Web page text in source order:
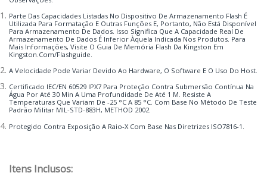
Parte Das Capacidades Listadas No Dispositivo De Armazenamento Flash É
Utilizada Para Formatação E Outras Funções E, Portanto, Não Está Disponível
Para Armazenamento De Dados. Isso Significa Que A Capacidade Real De
Armazenamento De Dados É Inferior Àquela Indicada Nos Produtos. Para
Mais Informações, Visite O Guia De Memória Flash Da Kingston Em
Kingston.com/flashguide.
A Velocidade Pode Variar Devido Ao Hardware, O Software E O Uso Do Host.
Certificado IEC/EN 60529 IPX7 Para Proteção Contra Submersão Contínua Na
Água Por Até 30 Min A Uma Profundidade De Até 1 M. Resiste A
Temperaturas Que Variam De -25 °C A 85 °C. Com Base No Método De Teste
Padrão Militar MIL-STD-883H, METHOD 2002.
Protegido Contra Exposição A Raio-X Com Base Nas Diretrizes ISO7816-1.
Itens Inclusos: